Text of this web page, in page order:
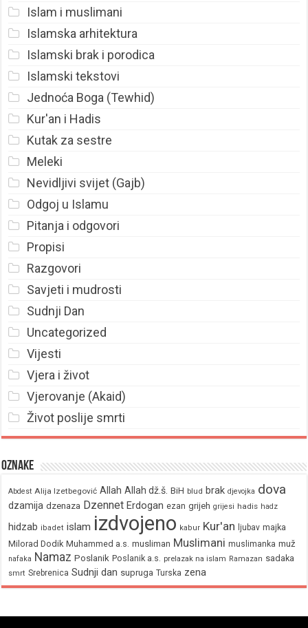
Islam i muslimani
Islamska arhitektura
Islamski brak i porodica
Islamski tekstovi
Jednoća Boga (Tewhid)
Kur'an i Hadis
Kutak za sestre
Meleki
Nevidljivi svijet (Gajb)
Odgoj u Islamu
Pitanja i odgovori
Propisi
Razgovori
Savjeti i mudrosti
Sudnji Dan
Uncategorized
Vijesti
Vjera i život
Vjerovanje (Akaid)
Život poslije smrti
Oznake
Abdest Alija Izetbegović Allah Allah dž.š. BiH blud brak djevojka dova
dzamija dzenaza Dzennet Erdogan ezan grijeh grijesi hadis hadz
hidzab ibadet islam izdvojeno kabur Kur'an ljubav majka
Milorad Dodik Muhammed a.s. musliman Muslimani muslimanka muž
nafaka Namaz Poslanik Poslanik a.s. prelazak na islam Ramazan sadaka
smrt Srebrenica Sudnji dan supruga Turska zena